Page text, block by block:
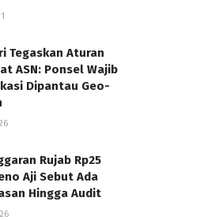
Tegaskan Aturan
ASN: Ponsel Wajib
Dipantau Geo-
Rujab Rp25
Aji Sebut Ada
Hingga Audit